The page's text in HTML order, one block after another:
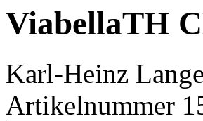
ViabellaTH
Karl-Heinz
Artikelnummer